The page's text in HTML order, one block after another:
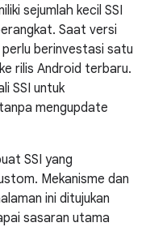
sejumlah kecil SSI
Saat versi
perlu berinvestasi satu
rilis Android terbaru.
SSI untuk
mengupdate
SSI yang
Mekanisme dan
ini ditujukan
sasaran utama